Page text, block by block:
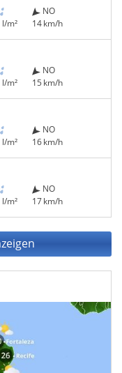
l/m²
NO
14 km/h
l/m²
NO
15 km/h
l/m²
NO
16 km/h
l/m²
NO
17 km/h